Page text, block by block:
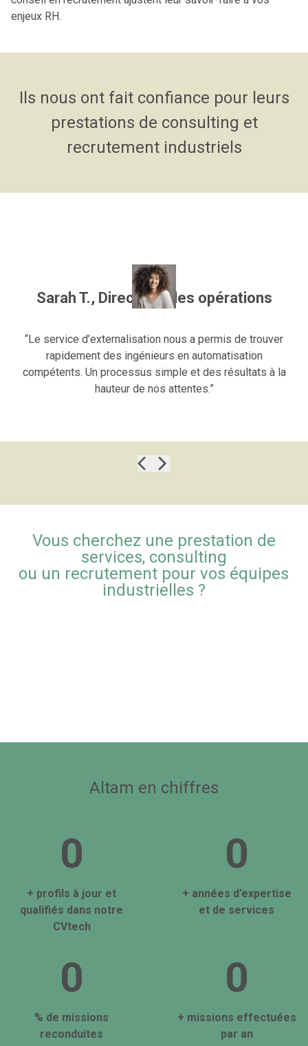
enjeux RH.
Ils nous ont fait confiance pour leurs
prestations de consulting et
recrutement industriels
Sarah T., Directrice des opérations
“Le service d’externalisation nous a permis de trouver
rapidement des ingénieurs en automatisation
compétents. Un processus simple et des résultats à la
hauteur de nos attentes.”
Vous cherchez une prestation de
services, consulting
ou un recrutement pour vos équipes
industrielles ?
Altam en chiffres
0
+ profils à jour et
qualifiés dans notre
CVtech
0
+ années d’expertise
et de services
0
% de missions
reconduites
0
+ missions effectuées
par an